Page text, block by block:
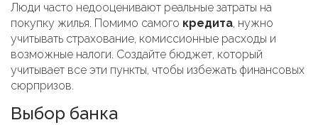
Люди часто недооценивают реальные затраты на
покупку жилья. Помимо самого кредита, нужно
учитывать страхование, комиссионные расходы и
возможные налоги. Создайте бюджет, который
учитывает все эти пункты, чтобы избежать финансовых
сюрпризов.
Выбор банка